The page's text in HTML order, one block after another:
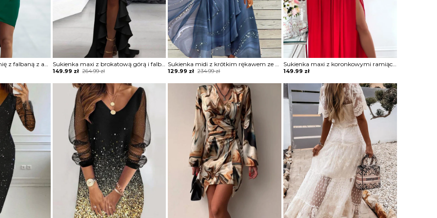
Sukienka maxi z brokatową górą i falbaną
264.99zł
Original
was:
264.99 zł.
149.99 zł
Current
is:
149.99 zł.
234.99zł
Original
was:
129.99 zł
Current
is:
149.99 zł